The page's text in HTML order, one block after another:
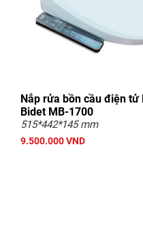
Nắp rửa bồn cầu điện tử
Bidet MB-1700
515*442*145 mm
9.500.000 VND